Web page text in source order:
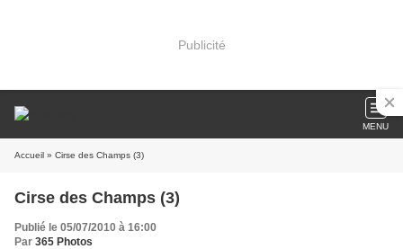
Publicité
MENU
Accueil » Cirse des Champs (3)
Cirse des Champs (3)
Publié le 05/07/2010 à 16:00
Par 365 Photos